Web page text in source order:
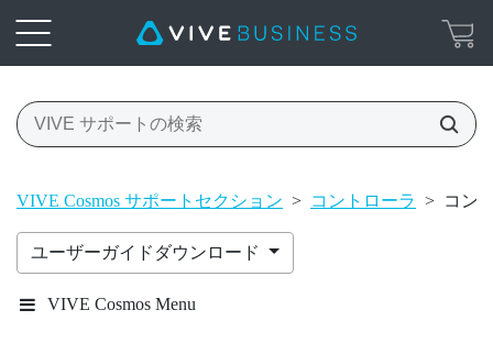
VIVE Cosmos サポートセクション > コントローラ > コン
ユーザーガイドダウンロード
VIVE Cosmos Menu